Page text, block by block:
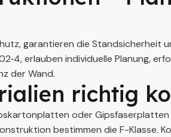
garantieren die Standsicherheit
erlauben individuelle Planung,
der Wand.
richtig
oder
bestimmen die F-Klasse.